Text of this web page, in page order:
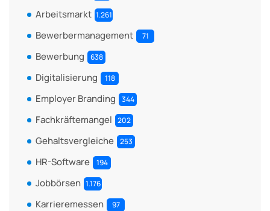
Arbeitsmarkt 1.261
Bewerbermanagement 71
Bewerbung 638
Digitalisierung 118
Employer Branding 344
Fachkräftemangel 202
Gehaltsvergleiche 253
HR-Software 194
Jobbörsen 1.176
Karrieremessen 97